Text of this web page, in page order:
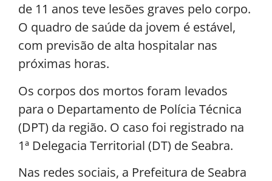
de 11 anos teve lesões graves pelo corpo.
O quadro de saúde da jovem é estável,
com previsão de alta hospitalar nas
próximas horas.
Os corpos dos mortos foram levados
para o Departamento de Polícia Técnica
(DPT) da região. O caso foi registrado na
1ª Delegacia Territorial (DT) de Seabra.
Nas redes sociais, a Prefeitura de Seabra